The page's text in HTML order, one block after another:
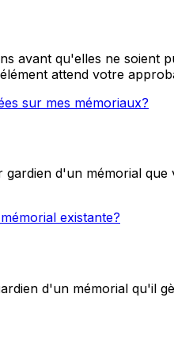
avant qu'elles ne soient
attend votre
sur mes mémoriaux?
d'un mémorial que
existante?
d'un mémorial qu'il